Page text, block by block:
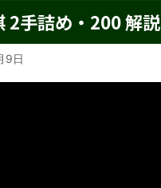
2手詰め・200 解説
9日